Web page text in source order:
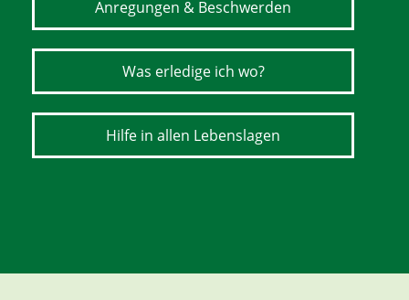
Anregungen & Beschwerden
Was erledige ich wo?
Hilfe in allen Lebenslagen